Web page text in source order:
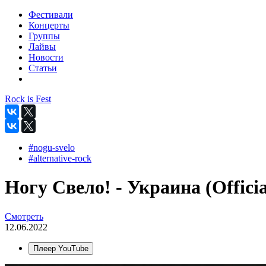
Фестивали
Концерты
Группы
Лайвы
Новости
Статьи
Rock is Fest
#nogu-svelo
#alternative-rock
Ногу Свело! - Украина
Смотреть
12.06.2022
Плеер YouTube